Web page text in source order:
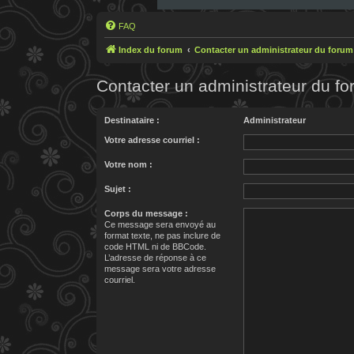
FAQ
Index du forum Contacter un administrateur du forum
Contacter un administrateur du
Destinataire : Administrateur
Votre adresse courriel :
Votre nom :
Sujet :
Corps du message :
Ce message sera envoyé au
format texte, ne pas inclure de
code HTML ni de BBCode.
L’adresse de réponse à ce
message sera votre adresse
courriel.